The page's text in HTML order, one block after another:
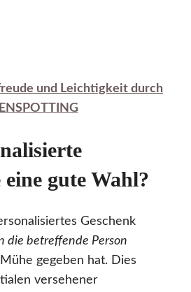
und Leichtigkeit durch
eine gute Wahl?
Geschenk
die betreffende Person
gegeben hat. Dies
versehener